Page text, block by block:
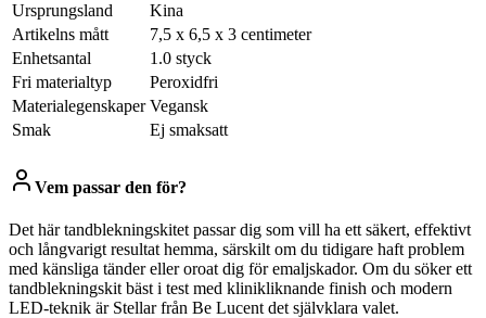
Ursprungsland
Kina
Artikelns mått
7,5 x 6,5 x 3 centimeter
Enhetsantal
1.0 styck
Fri materialtyp
Peroxidfri
Materialegenskaper Vegansk
Smak
Ej smaksatt
Vem passar den för?
Det här tandblekningskitet passar dig som vill ha ett säkert, effektivt
och långvarigt resultat hemma, särskilt om du tidigare haft problem
med känsliga tänder eller oroat dig för emaljskador. Om du söker ett
tandblekningskit bäst i test med klinikliknande finish och modern
LED-teknik är Stellar från Be Lucent det självklara valet.